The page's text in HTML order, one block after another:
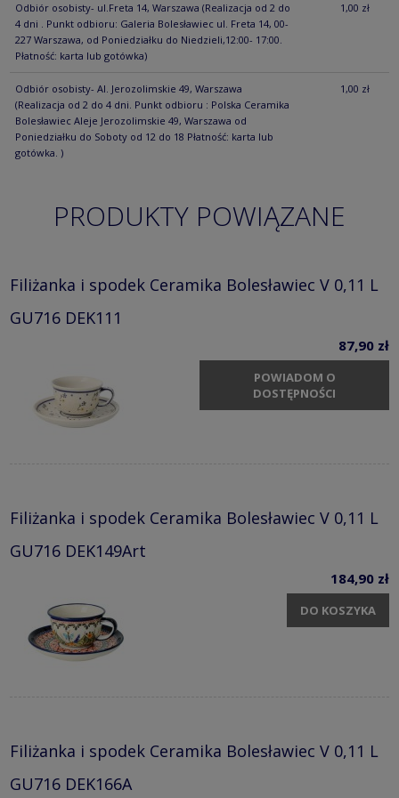
Odbiór osobisty- ul.Freta 14, Warszawa (Realizacja od 2 do
4 dni . Punkt odbioru: Galeria Bolesławiec ul. Freta 14, 00-
227 Warszawa, od Poniedziałku do Niedzieli,12:00- 17:00.
Płatność: karta lub gotówka)
1,00 zł
Odbiór osobisty- Al. Jerozolimskie 49, Warszawa
(Realizacja od 2 do 4 dni. Punkt odbioru : Polska Ceramika
Bolesławiec Aleje Jerozolimskie 49, Warszawa od
Poniedziałku do Soboty od 12 do 18 Płatność: karta lub
gotówka. )
1,00 zł
PRODUKTY POWIĄZANE
Filiżanka i spodek Ceramika Bolesławiec V 0,11 L
GU716 DEK111
87,90 zł
POWIADOM O
DOSTĘPNOŚCI
Filiżanka i spodek Ceramika Bolesławiec V 0,11 L
GU716 DEK149Art
184,90 zł
DO KOSZYKA
Filiżanka i spodek Ceramika Bolesławiec V 0,11 L
GU716 DEK166A